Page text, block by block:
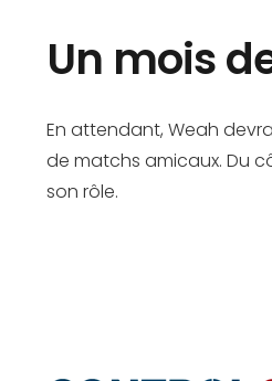
Un mois
En attendant, Weah
de matchs amicaux. Du
son rôle.